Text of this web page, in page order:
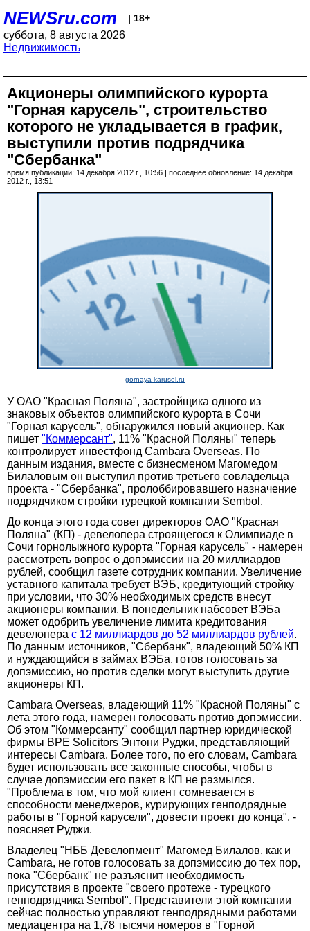
NEWSru.com | 18+
суббота, 8 августа 2026
Недвижимость
Акционеры олимпийского курорта
"Горная карусель", строительство
которого не укладывается в график,
выступили против подрядчика
"Сбербанка"
время публикации: 14 декабря 2012 г., 10:56 | последнее обновление: 14 декабря
2012 г., 13:51
gornaya-karusel.ru
У ОАО "Красная Поляна", застройщика одного из
знаковых объектов олимпийского курорта в Сочи
"Горная карусель", обнаружился новый акционер. Как
пишет "Коммерсант", 11% "Красной Поляны" теперь
контролирует инвестфонд Cambara Overseas. По
данным издания, вместе с бизнесменом Магомедом
Билаловым он выступил против третьего совладельца
проекта - "Сбербанка", пролоббировавшего назначение
подрядчиком стройки турецкой компании Sembol.
До конца этого года совет директоров ОАО "Красная
Поляна" (КП) - девелопера строящегося к Олимпиаде в
Сочи горнолыжного курорта "Горная карусель" - намерен
рассмотреть вопрос о допэмиссии на 20 миллиардов
рублей, сообщил газете сотрудник компании. Увеличение
уставного капитала требует ВЭБ, кредитующий стройку
при условии, что 30% необходимых средств внесут
акционеры компании. В понедельник набсовет ВЭБа
может одобрить увеличение лимита кредитования
девелопера с 12 миллиардов до 52 миллиардов рублей.
По данным источников, "Сбербанк", владеющий 50% КП
и нуждающийся в займах ВЭБа, готов голосовать за
допэмиссию, но против сделки могут выступить другие
акционеры КП.
Cambara Overseas, владеющий 11% "Красной Поляны" с
лета этого года, намерен голосовать против допэмиссии.
Об этом "Коммерсанту" сообщил партнер юридической
фирмы BPE Solicitors Энтони Руджи, представляющий
интересы Cambara. Более того, по его словам, Cambara
будет использовать все законные способы, чтобы в
случае допэмиссии его пакет в КП не размылся.
"Проблема в том, что мой клиент сомневается в
способности менеджеров, курирующих генподрядные
работы в "Горной карусели", довести проект до конца", -
поясняет Руджи.
Владелец "НББ Девелопмент" Магомед Билалов, как и
Cambara, не готов голосовать за допэмиссию до тех пор,
пока "Сбербанк" не разъяснит необходимость
присутствия в проекте "своего протеже - турецкого
генподрядчика Sembol". Представители этой компании
сейчас полностью управляют генподрядными работами
медиацентра на 1,78 тысячи номеров в "Горной